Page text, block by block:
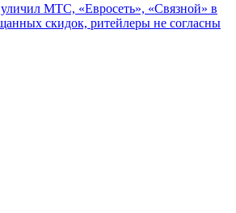
МТС, «Евросеть», «Связной» в
скидок, ритейлеры не согласны